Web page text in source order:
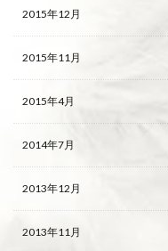
2015年12月
2015年11月
2015年4月
2014年7月
2013年12月
2013年11月